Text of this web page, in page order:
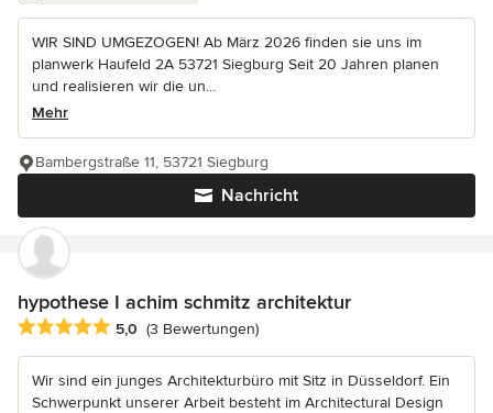
WIR SIND UMGEZOGEN! Ab März 2026 finden sie uns im
planwerk Haufeld 2A 53721 Siegburg Seit 20 Jahren planen
und realisieren wir die un...
Mehr
Nachricht
Bambergstraße 11, 53721 Siegburg
hypothese I achim schmitz architektur
Durchschnittliche Bewertung: 5 von 5 Sternen
5,0 (3 Bewertungen)
Wir sind ein junges Architekturbüro mit Sitz in Düsseldorf. Ein
Schwerpunkt unserer Arbeit besteht im Architectural Design